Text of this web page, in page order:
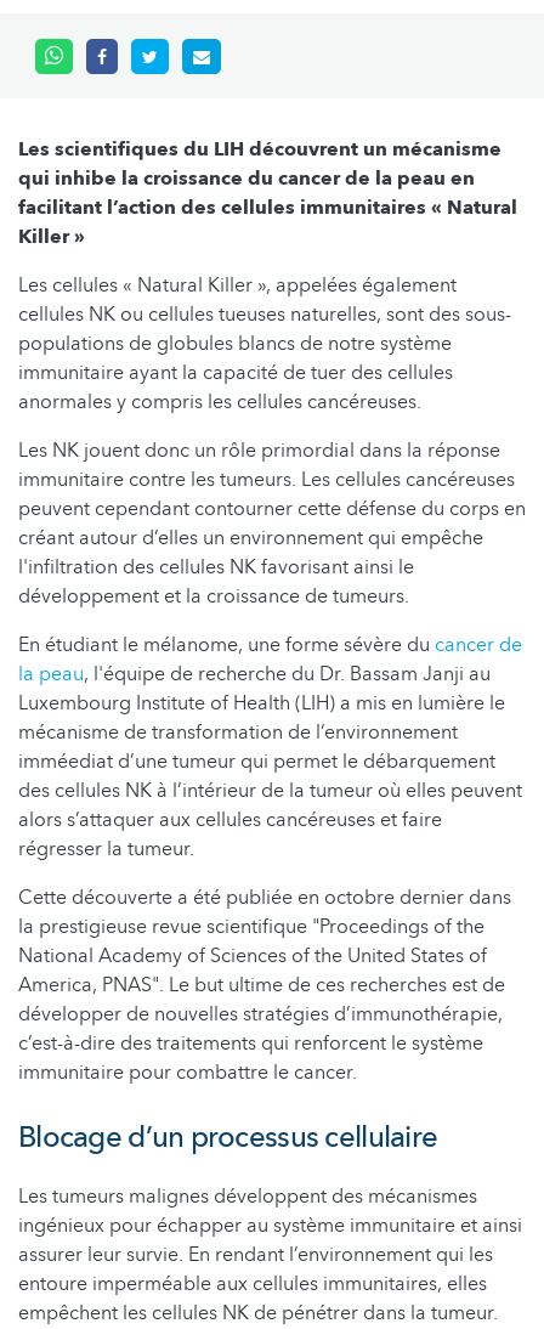
Les scientifiques du LIH découvrent un mécanisme
qui inhibe la croissance du cancer de la peau en
facilitant l’action des cellules immunitaires « Natural
Killer »
Les cellules « Natural Killer », appelées également
cellules NK ou cellules tueuses naturelles, sont des sous-
populations de globules blancs de notre système
immunitaire ayant la capacité de tuer des cellules
anormales y compris les cellules cancéreuses.
Les NK jouent donc un rôle primordial dans la réponse
immunitaire contre les tumeurs. Les cellules cancéreuses
peuvent cependant contourner cette défense du corps en
créant autour d’elles un environnement qui empêche
l'infiltration des cellules NK favorisant ainsi le
développement et la croissance de tumeurs.
En étudiant le mélanome, une forme sévère du cancer de
la peau, l'équipe de recherche du Dr. Bassam Janji au
Luxembourg Institute of Health (LIH) a mis en lumière le
mécanisme de transformation de l’environnement
imméediat d’une tumeur qui permet le débarquement
des cellules NK à l’intérieur de la tumeur où elles peuvent
alors s’attaquer aux cellules cancéreuses et faire
régresser la tumeur.
Cette découverte a été publiée en octobre dernier dans
la prestigieuse revue scientifique "Proceedings of the
National Academy of Sciences of the United States of
America, PNAS". Le but ultime de ces recherches est de
développer de nouvelles stratégies d’immunothérapie,
c’est-à-dire des traitements qui renforcent le système
immunitaire pour combattre le cancer.
Blocage d’un processus cellulaire
Les tumeurs malignes développent des mécanismes
ingénieux pour échapper au système immunitaire et ainsi
assurer leur survie. En rendant l’environnement qui les
entoure imperméable aux cellules immunitaires, elles
empêchent les cellules NK de pénétrer dans la tumeur.